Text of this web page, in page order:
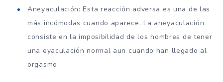
Aneyaculación: Esta reacción adversa es una de las
más incómodas cuando aparece. La aneyaculación
consiste en la imposibilidad de los hombres de tener
una eyaculación normal aun cuando han llegado al
orgasmo.